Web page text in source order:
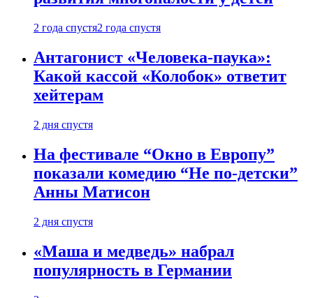
2 года спустя2 года спустя
Антагонист «Человека-паука»:
Какой кассой «Колобок» ответит
хейтерам
2 дня спустя
На фестивале “Окно в Европу”
показали комедию “Не по-детски”
Анны Матисон
2 дня спустя
«Маша и медведь» набрал
популярность в Германии